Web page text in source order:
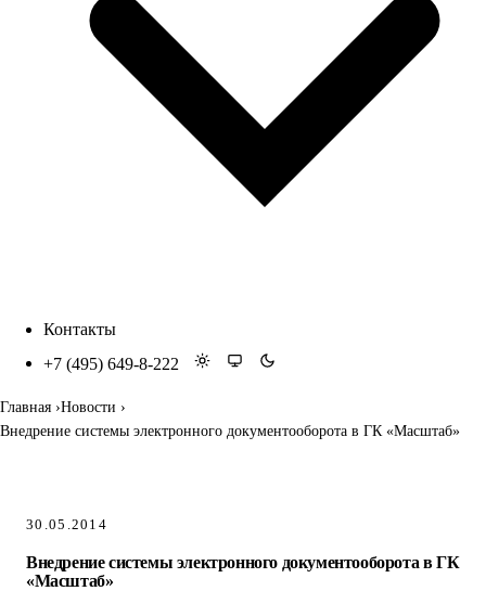
Контакты
+7 (495) 649-8-222
Главная Новости
Внедрение системы электронного документооборота в ГК «Масштаб»
30.05.2014
Внедрение системы электронного документооборота в ГК
«Масштаб»